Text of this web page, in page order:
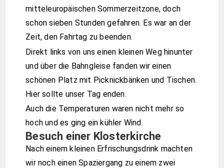
mitteleuropäischen Sommerzeitzone, doch
schon sieben Stunden gefahren. Es war an der
Zeit, den Fahrtag zu beenden.
Direkt links von uns einen kleinen Weg hinunter
und über die Bahngleise fanden wir einen
schönen Platz mit Picknickbänken und Tischen.
Hier sollte unser Tag enden.
Auch die Temperaturen waren nicht mehr so
hoch und es ging ein kühler Wind.
Besuch einer Klosterkirche
Nach einem kleinen Erfrischungsdrink machten
wir noch einen Spaziergang zu einem zwei